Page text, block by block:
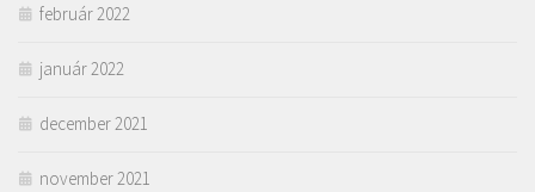
február 2022
január 2022
december 2021
november 2021